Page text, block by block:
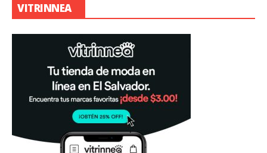
VITRINNEA